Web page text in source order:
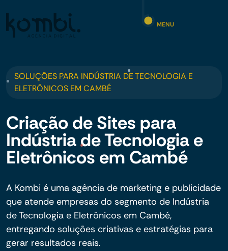
MENU
SOLUÇÕES PARA INDÚSTRIA DE TECNOLOGIA E
ELETRÔNICOS EM CAMBÉ
Criação de Sites para
Indústria de Tecnologia e
Eletrônicos em Cambé
A Kombi é uma agência de marketing e publicidade
que atende empresas do segmento de Indústria
de Tecnologia e Eletrônicos em Cambé,
entregando soluções criativas e estratégias para
gerar resultados reais.